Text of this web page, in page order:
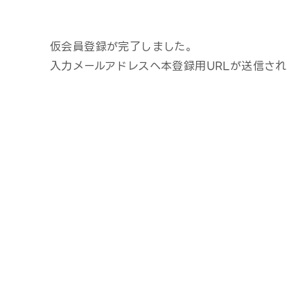
仮会員登録が完了しました。
入力メールアドレスへ本登録用URLが送信さ